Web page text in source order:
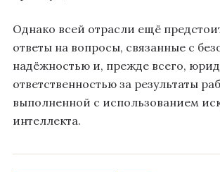
Однако всей отрасли ещё
ответы на вопросы, связанные с
надёжностью и, прежде всего,
ответственностью за результаты
выполненной с использованием
интеллекта.